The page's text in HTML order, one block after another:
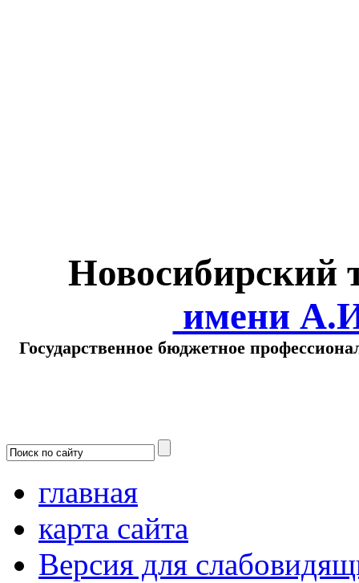
Новосибирский
имени
Государственное бюджетное
главная
карта сайта
Версия для